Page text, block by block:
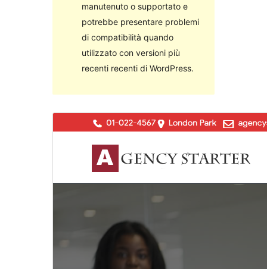
manutenuto o supportato e
potrebbe presentare problemi
di compatibilità quando
utilizzato con versioni più
recenti recenti di WordPress.